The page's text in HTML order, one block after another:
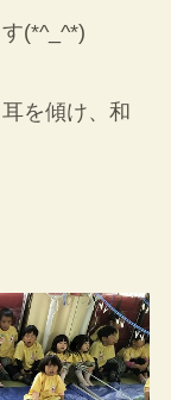
(*^_^*)
を傾け、和